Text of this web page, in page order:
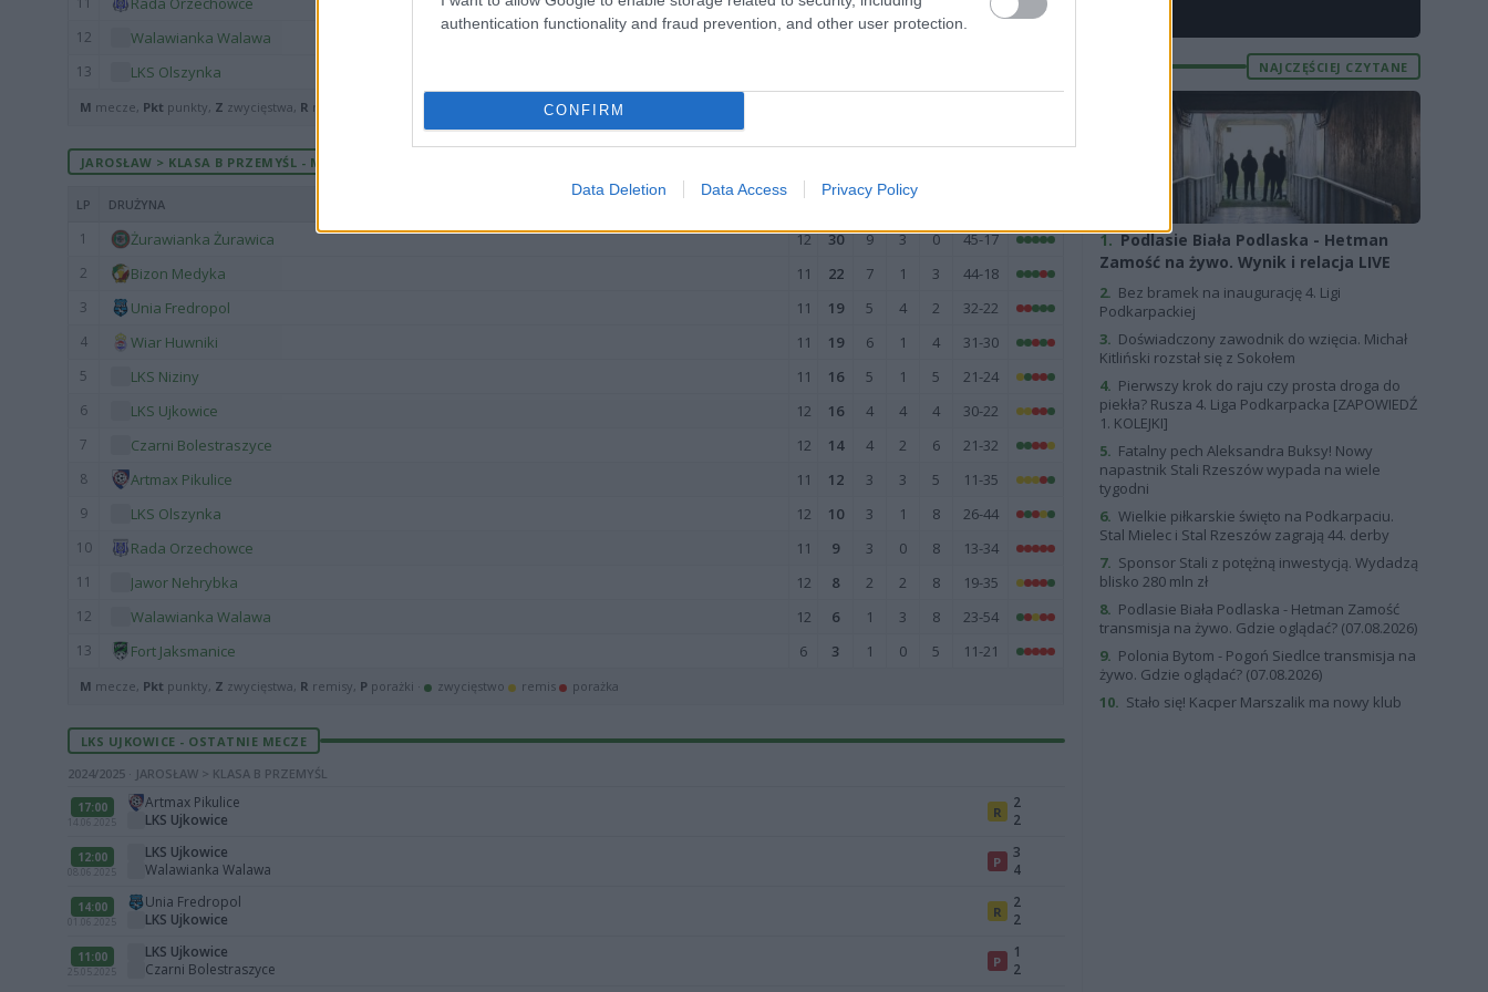
authentication functionality and fraud prevention, and other user protection.
CONFIRM
Data Deletion Data Access Privacy Policy
12 Walawianka Walawa
13 LKS Olszynka
M mecze, Pkt punkty, Z zwycięstwa, R remisy, remis porażka
JAROSŁAW > KLASA B PRZEMYŚL - MECZE ROZEGRANE NA WYJEŹDZIE
LP DRUŻYNA
1 Żurawianka Żurawica 12 30 9 3 0 45-17
2 Bizon Medyka 11 22 7 1 3 44-18
3 Unia Fredropol 11 19 5 4 2 32-22
4 Wiar Huwniki 11 19 6 1 4 31-30
5 LKS Niziny 11 16 5 1 5 21-24
6 LKS Ujkowice 12 16 4 4 4 30-22
7 Czarni Bolestraszyce 12 14 4 2 6 21-32
8 Artmax Pikulice 11 12 3 3 5 11-35
9 LKS Olszynka 12 10 3 1 8 26-44
10 Rada Orzechowce 11 9 3 0 8 13-34
11 Jawor Nehrybka 12 8 2 2 8 19-35
12 Walawianka Walawa 12 6 1 3 8 23-54
13 Fort Jaksmanice 6 3 1 0 5 11-21
M mecze, Pkt punkty, Z zwycięstwa, R remisy, P porażki · zwycięstwo remis porażka
LKS UJKOWICE - OSTATNIE MECZE
2024/2025 · JAROSŁAW > KLASA B PRZEMYŚL
17:00
14.06.2025
Artmax Pikulice
LKS Ujkowice
R
2
2
12:00
08.06.2025
LKS Ujkowice
Walawianka Walawa
P
3
4
14:00
01.06.2025
Unia Fredropol
LKS Ujkowice
R
2
2
11:00
25.05.2025
LKS Ujkowice
Czarni Bolestraszyce
P
1
2
NAJCZĘŚCIEJ CZYTANE
1.Podlasie Biała Podlaska - Hetman
Zamość na żywo. Wynik i relacja LIVE
2. Bez bramek na inaugurację 4. Ligi
Podkarpackiej
3. Doświadczony zawodnik do wzięcia. Michał
Kitliński rozstał się z Sokołem
4. Pierwszy krok do raju czy prosta droga do
piekła? Rusza 4. Liga Podkarpacka [ZAPOWIEDŹ
1. KOLEJKI]
5. Fatalny pech Aleksandra Buksy! Nowy
napastnik Stali Rzeszów wypada na wiele
tygodni
6. Wielkie piłkarskie święto na Podkarpaciu.
Stal Mielec i Stal Rzeszów zagrają 44. derby
7. Sponsor Stali z potężną inwestycją. Wydadzą
blisko 280 mln zł
8. Podlasie Biała Podlaska - Hetman Zamość
transmisja na żywo. Gdzie oglądać? (07.08.2026)
9. Polonia Bytom - Pogoń Siedlce transmisja na
żywo. Gdzie oglądać? (07.08.2026)
10. Stało się! Kacper Marszalik ma nowy klub